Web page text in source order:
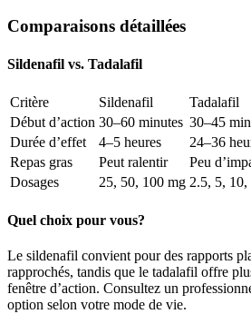
Comparaisons détaillées
Sildenafil vs. Tadalafil
Critère Sildenafil
Tadalafil
Début d’action 30–60 minutes 30–45
Durée d’effet
4–5 heures
24–36
Repas gras
Peut ralentir
Peu
Dosages
25, 50, 100 mg 2.5, 5, 10,
Quel choix pour vous?
Le sildenafil convient pour des rapports
rapprochés, tandis que le tadalafil offre
fenêtre d’action. Consultez un
option selon votre mode de vie.